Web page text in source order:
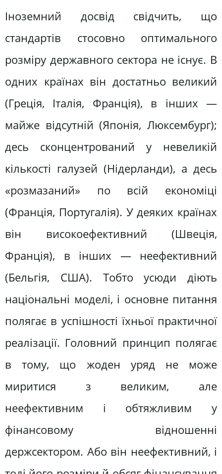
Іноземний досвід свідчить, що
стандартів стосовно оптимального
розміру державного сектора не існує. В
одних країнах він достатньо великий
(Греція, Італія, Франція), в інших —
майже відсутній (Японія, Люксембург);
десь сконцентрований у невеликій
кількості галузей (Нідерланди), а десь
«розмазаний» по всій економіці
(Франція, Португалія). У деяких країнах
він високоефективний (Швеція,
Франція), в інших — неефективний
(Бельгія, США). Тобто усюди діють
національні моделі, і основне питання
полягає в успішності їхньої практичної
реалізації. Головний принцип полягає
в тому, що жоден уряд не може
миритися з великим, але
неефективним і обтяжливим у
фінансовому відношенні
держсектором. Або він неефективний, і